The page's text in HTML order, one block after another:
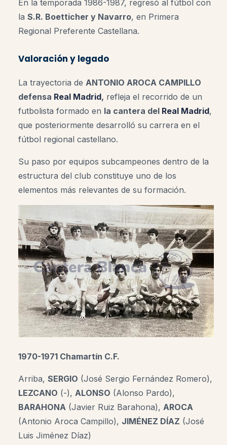
En la temporada 1986-1987, regresó al fútbol con
la S.R. Boetticher y Navarro, en Primera
Regional Preferente Castellana.
Valoración y legado
La trayectoria de ANTONIO AROCA CAMPILLO
defensa Real Madrid, refleja el recorrido de un
futbolista formado en la cantera del Real Madrid,
que posteriormente desarrolló su carrera en el
fútbol regional castellano.
Su paso por equipos subcampeones dentro de la
estructura del club constituye uno de los
elementos más relevantes de su formación.
1970-1971 Chamartín C.F.
Arriba, SERGIO (José Sergio Fernández Romero),
LEZCANO (-), ALONSO (Alonso Pardo),
BARAHONA (Javier Ruiz Barahona), AROCA
(Antonio Aroca Campillo), JIMÉNEZ DÍAZ (José
Luis Jiménez Díaz)